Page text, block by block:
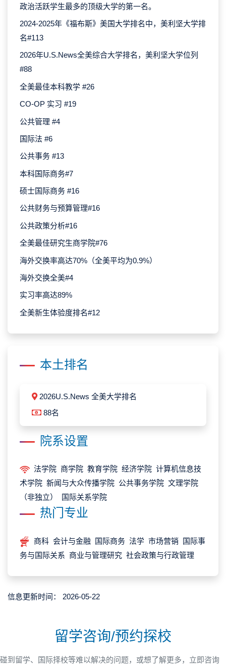
政治活跃学生最多的顶级大学的第一名。
2024-2025年《福布斯》美国大学排名中，美利坚大学排
名#113
2026年U.S.News全美综合大学排名，美利坚大学位列
#88
全美最佳本科教学 #26
CO-OP 实习 #19
公共管理 #4
国际法 #6
公共事务 #13
本科国际商务#7
硕士国际商务 #16
公共财务与预算管理#16
公共政策分析#16
全美最佳研究生商学院#76
海外交换率高达70%（全美平均为0.9%）
海外交换全美#4
实习率高达89%
全美新生体验度排名#12
本土排名
2026U.S.News 全美大学排名
88名
院系设置
法学院 商学院 教育学院 经济学院 计算机信息技
术学院 新闻与大众传播学院 公共事务学院 文理学院
（非独立） 国际关系学院
热门专业
商科 会计与金融 国际商务 法学 市场营销 国际事
务与国际关系 商业与管理研究 社会政策与行政管理
信息更新时间： 2026-05-22
留学咨询/预约探校
碰到留学、国际择校等难以解决的问题，或想了解更多，立即咨询